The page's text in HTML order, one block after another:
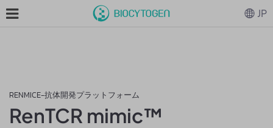
RENMICE-抗体開発プラットフォーム
RenTCR mimic™
JP